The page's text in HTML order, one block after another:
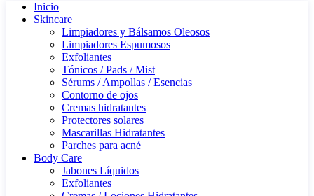
Inicio
Skincare
Limpiadores y Bálsamos Oleosos
Limpiadores Espumosos
Exfoliantes
Tónicos / Pads / Mist
Sérums / Ampollas / Esencias
Contorno de ojos
Cremas hidratantes
Protectores solares
Mascarillas Hidratantes
Parches para acné
Body Care
Jabones Líquidos
Exfoliantes